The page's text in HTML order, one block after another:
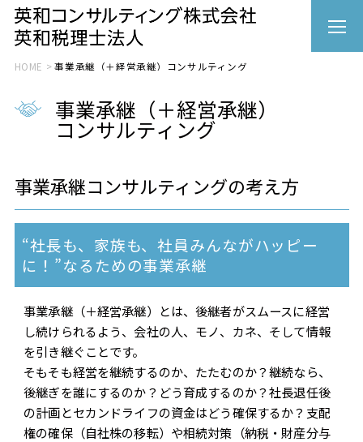
HOME 事業承継（＋経営承継）コンサルティング
事業承継（＋経営承継）
コンサルティング
事業承継コンサルティングの考え方
“社長も、家族も、社員みんながハッピー
に！”なるための事業承継
事業承継（＋経営承継）とは、後継者がスムースに経営
し続けられるよう、会社の人、モノ、カネ、そして情報
を引き継ぐことです。
そもそも経営を継続するのか、たたむのか？継続なら、
後継ぎを誰にするのか？どう育成するのか？社長退任後
の計画とセカンドライフの資金はどう確保するか？支配
権の確保（自社株の移転）や相続対策（納税・財産分与